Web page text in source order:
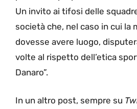
Un invito ai tifosi delle
società che, nel caso in cui la
dovesse avere luogo,
volte al rispetto dell’etica
Danaro”.
In un altro post, sempre su